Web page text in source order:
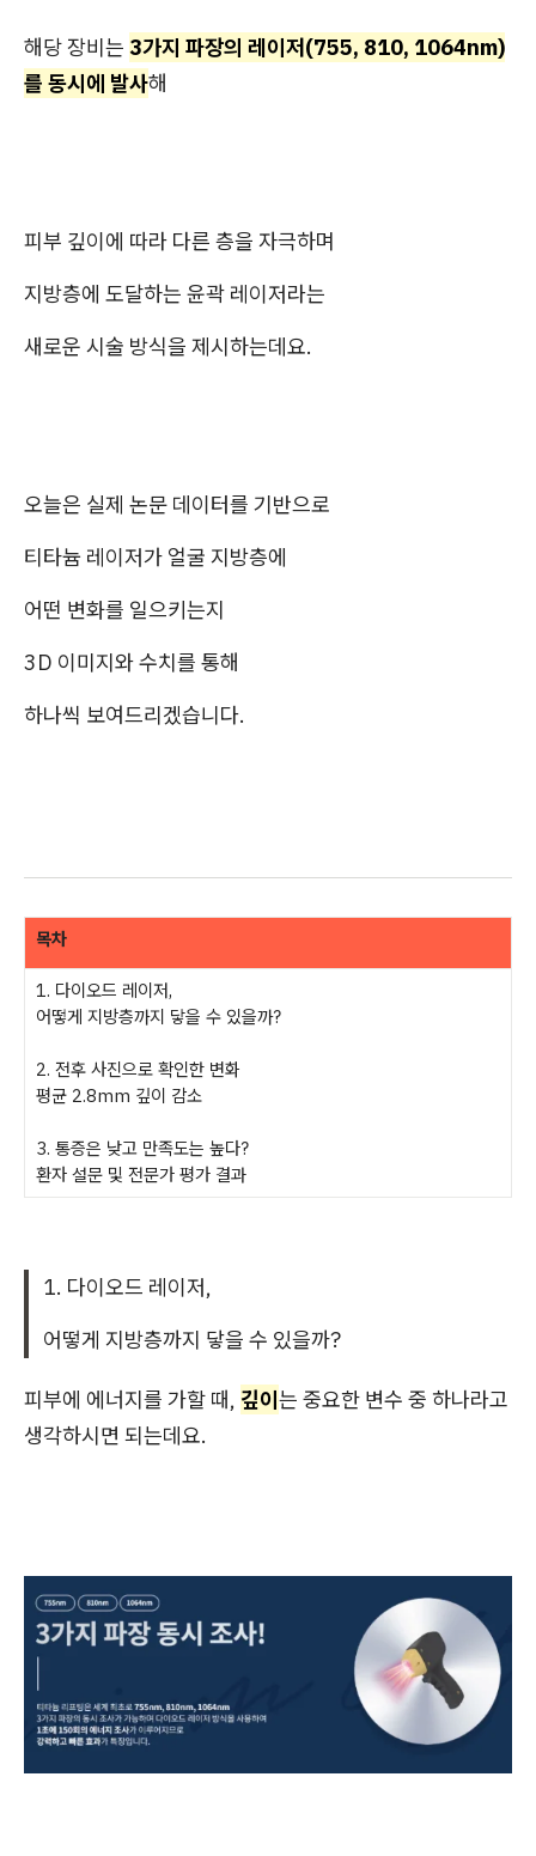
해당 장비는 3가지 파장의 레이저(755, 810, 1064nm)
를 동시에 발사해
피부 깊이에 따라 다른 층을 자극하며
지방층에 도달하는 윤곽 레이저라는
새로운 시술 방식을 제시하는데요.
오늘은 실제 논문 데이터를 기반으로
티타늄 레이저가 얼굴 지방층에
어떤 변화를 일으키는지
3D 이미지와 수치를 통해
하나씩 보여드리겠습니다.
목차
1. 다이오드 레이저,
어떻게 지방층까지 닿을 수 있을까?
2. 전후 사진으로 확인한 변화
평균 2.8mm 깊이 감소
3. 통증은 낮고 만족도는 높다?
환자 설문 및 전문가 평가 결과
1. 다이오드 레이저,
어떻게 지방층까지 닿을 수 있을까?
피부에 에너지를 가할 때, 깊이는 중요한 변수 중 하나라고
생각하시면 되는데요.